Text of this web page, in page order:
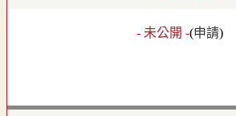
- 未公開 -(申請)